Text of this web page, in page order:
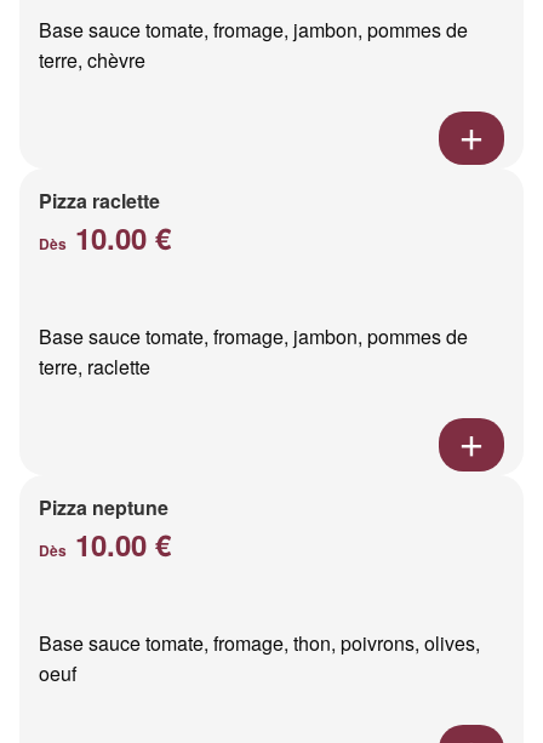
Base sauce tomate, fromage, jambon, pommes de
terre, chèvre
Pizza raclette
Dès 10.00 €
Base sauce tomate, fromage, jambon, pommes de
terre, raclette
Pizza neptune
Dès 10.00 €
Base sauce tomate, fromage, thon, poivrons, olives,
oeuf